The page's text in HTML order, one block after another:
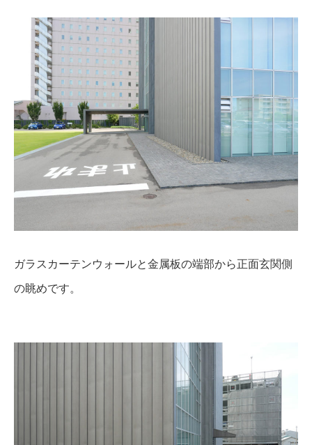
ガラスカーテンウォールと金属板の端部から正面玄関側
の眺めです。